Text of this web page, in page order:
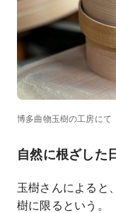
博多曲物玉樹の工房にて
自然に根ざした
玉樹さんによると
樹に限るという。